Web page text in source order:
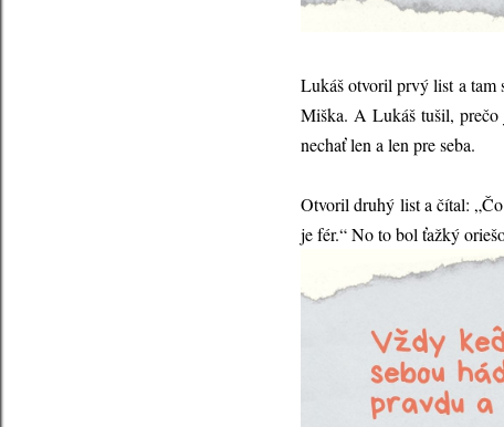
Lukáš otvoril prvý list a tam
Miška. A Lukáš tušil, prečo
nechať len a len pre seba.
Otvoril druhý list a čítal:
je fér.“ No to bol ťažký